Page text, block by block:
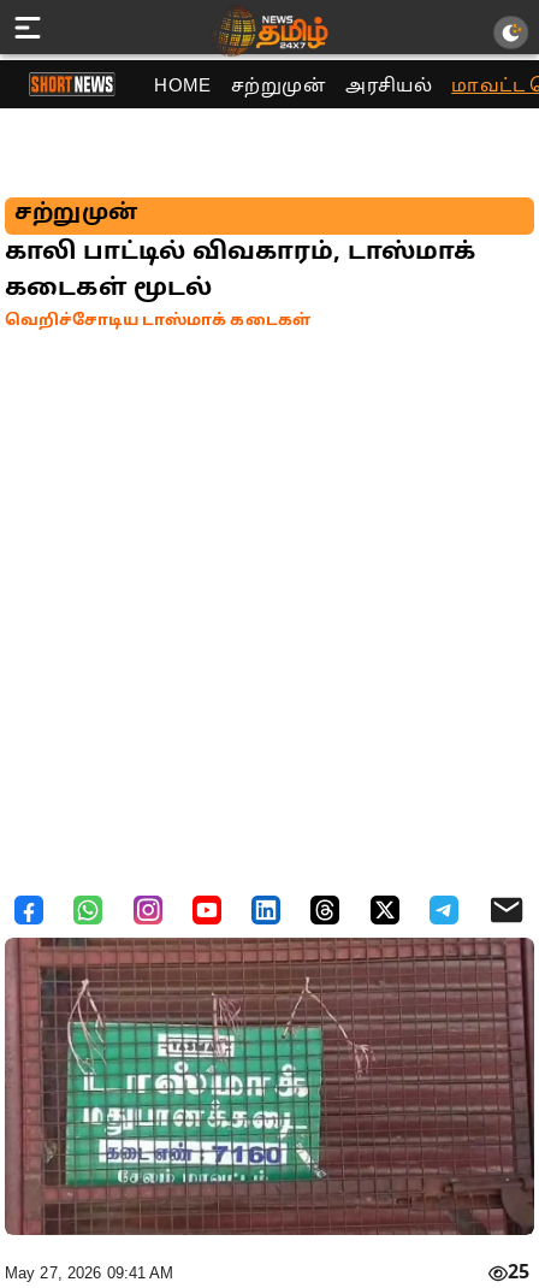
HOME சற்றுமுன் அரசியல் மாவட்ட
சற்றுமுன்
காலி பாட்டில் விவகாரம், டாஸ்மாக்
கடைகள் மூடல்
வெறிச்சோடிய டாஸ்மாக் கடைகள்
May 27, 2026 09:41 AM 25